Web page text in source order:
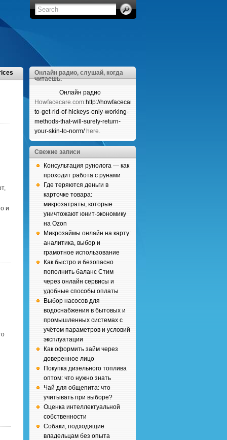
и
Онлайн радио, слушай, когда
читаешь.
Онлайн радио
Howfacecare.com:http://howfacecare.com/how-
to-get-rid-of-hickeys-only-working-
methods-that-will-surely-return-
your-skin-to-norm/here.
Свежие записи
Консультация рунолога — как
проходит работа с рунами
Где теряются деньги в
карточке товара:
микрозатраты, которые
уничтожают юнит-экономику
на Ozon
Микрозаймы онлайн на карту:
аналитика, выбор и
грамотное использование
Как быстро и безопасно
пополнить баланс Стим
через онлайн сервисы и
удобные способы оплаты
Выбор насосов для
водоснабжения в бытовых и
промышленных системах с
учётом параметров и условий
эксплуатации
Как оформить займ через
доверенное лицо
Покупка дизельного топлива
оптом: что нужно знать
Чай для общепита: что
учитывать при выборе?
Оценка интеллектуальной
собственности
Собаки, подходящие
владельцам без опыта